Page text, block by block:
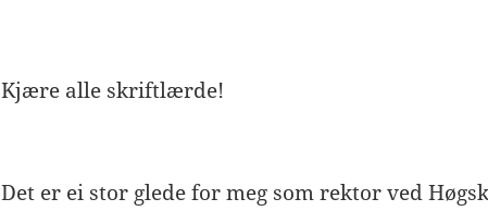
Kjære alle skriftlærde!
Det er ei stor glede for meg som rektor ved